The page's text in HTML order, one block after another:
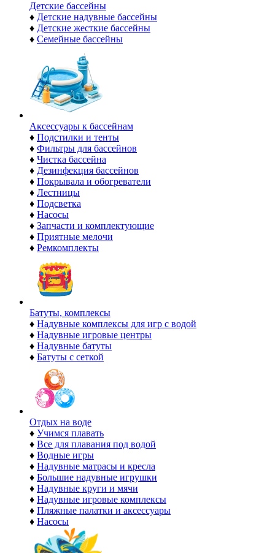
Детские бассейны
♦ Детские надувные бассейны
♦ Детские жесткие бассейны
♦ Семейные бассейны
Аксессуары к бассейнам
♦ Подстилки и тенты
♦ Фильтры для бассейнов
♦ Чистка бассейна
♦ Дезинфекция бассейнов
♦ Покрывала и обогреватели
♦ Лестницы
♦ Подсветка
♦ Насосы
♦ Запчасти и комплектующие
♦ Приятные мелочи
♦ Ремкомплекты
Батуты, комплексы
♦ Надувные комплексы для игр с водой
♦ Надувные игровые центры
♦ Надувные батуты
♦ Батуты с сеткой
Отдых на воде
♦ Учимся плавать
♦ Все для плавания под водой
♦ Водные игры
♦ Надувные матрасы и кресла
♦ Большие надувные игрушки
♦ Надувные круги и мячи
♦ Надувные игровые комплексы
♦ Пляжные палатки и аксессуары
♦ Насосы